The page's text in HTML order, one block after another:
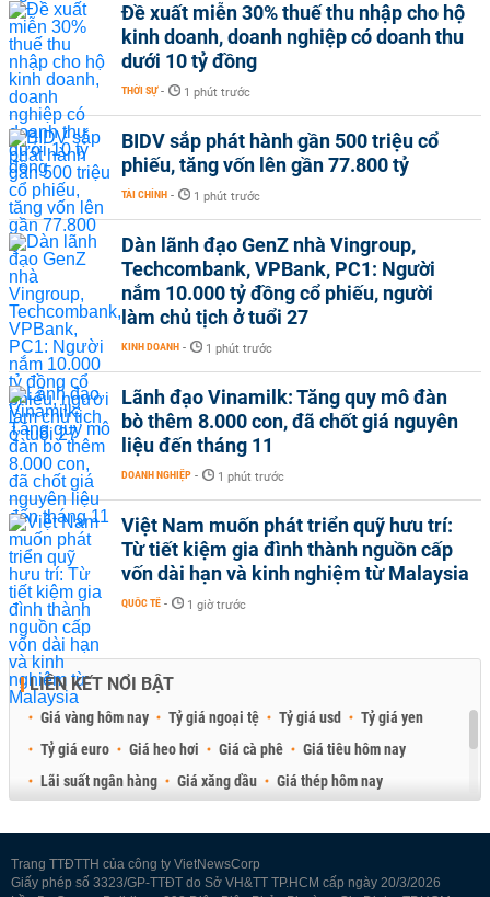
Đề xuất miễn 30% thuế thu nhập cho hộ
kinh doanh, doanh nghiệp có doanh thu
dưới 10 tỷ đồng
THỜI SỰ - 1 phút trước
BIDV sắp phát hành gần 500 triệu cổ
phiếu, tăng vốn lên gần 77.800 tỷ
TÀI CHÍNH - 1 phút trước
Dàn lãnh đạo GenZ nhà Vingroup,
Techcombank, VPBank, PC1: Người
nắm 10.000 tỷ đồng cổ phiếu, người
làm chủ tịch ở tuổi 27
KINH DOANH - 1 phút trước
Lãnh đạo Vinamilk: Tăng quy mô đàn
bò thêm 8.000 con, đã chốt giá nguyên
liệu đến tháng 11
DOANH NGHIỆP - 1 phút trước
Việt Nam muốn phát triển quỹ hưu trí:
Từ tiết kiệm gia đình thành nguồn cấp
vốn dài hạn và kinh nghiệm từ Malaysia
QUỐC TẾ - 1 giờ trước
LIÊN KẾT NỔI BẬT
Giá vàng hôm nay Tỷ giá ngoại tệ Tỷ giá usd
Tỷ giá yen
Tỷ giá euro
Giá heo hơi Giá cà phê
Giá tiêu hôm nay
Lãi suất ngân hàng
Giá xăng dầu
Giá thép hôm nay
Trang TTĐTTH của công ty VietNewsCorp
Giấy phép số 3323/GP-TTĐT do Sở VH&TT TP.HCM cấp ngày 20/3/2026